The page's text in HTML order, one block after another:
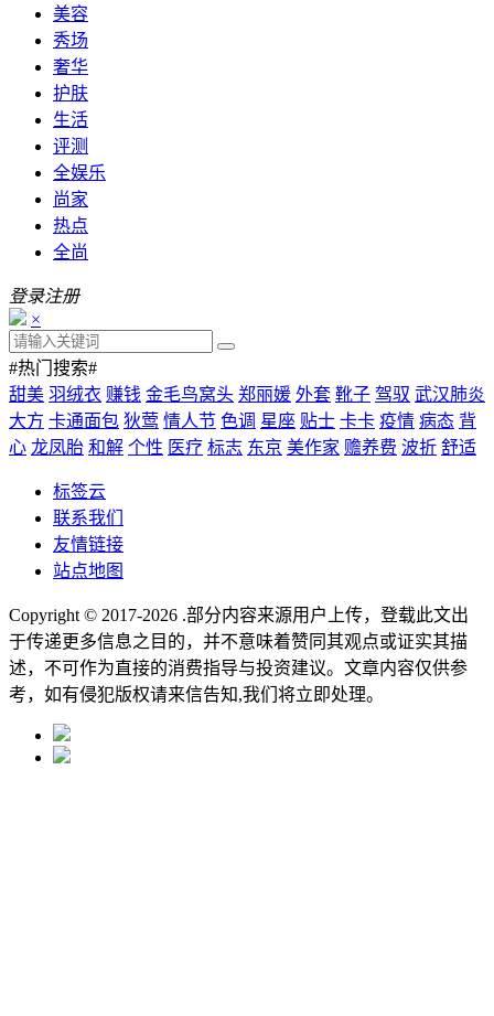
美容
秀场
奢华
护肤
生活
评测
全娱乐
尚家
热点
全尚
登录注册
×
#热门搜索#
甜美 羽绒衣 赚钱 金毛鸟窝头 郑丽媛 外套 靴子 驾驭 武汉肺炎
大方 卡通面包 狄莺 情人节 色调 星座 贴士 卡卡 疫情 病态 背
心 龙凤胎 和解 个性 医疗 标志 东京 美作家 赡养费 波折 舒适
标签云
联系我们
友情链接
站点地图
Copyright © 2017-2026 .部分内容来源用户上传，登载此文出
于传递更多信息之目的，并不意味着赞同其观点或证实其描
述，不可作为直接的消费指导与投资建议。文章内容仅供参
考，如有侵犯版权请来信告知,我们将立即处理。